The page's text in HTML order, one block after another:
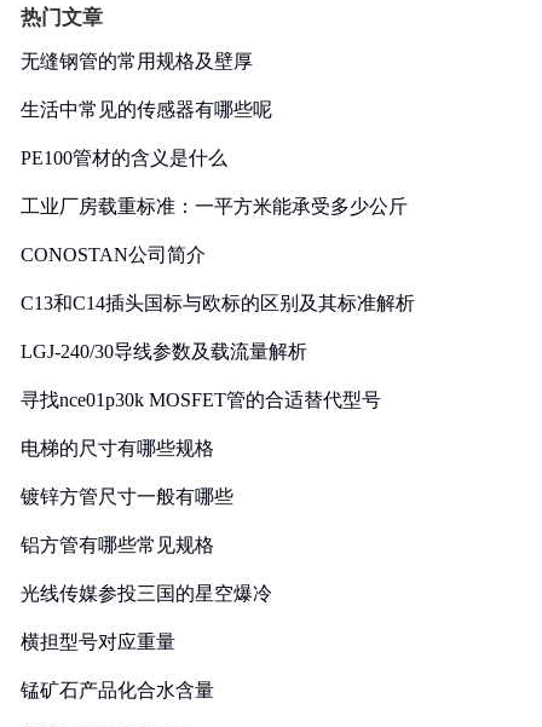
热门文章
无缝钢管的常用规格及壁厚
生活中常见的传感器有哪些呢
PE100管材的含义是什么
工业厂房载重标准：一平方米能承受多少公斤
CONOSTAN公司简介
C13和C14插头国标与欧标的区别及其标准解析
LGJ-240/30导线参数及载流量解析
寻找nce01p30k MOSFET管的合适替代型号
电梯的尺寸有哪些规格
镀锌方管尺寸一般有哪些
铝方管有哪些常见规格
光线传媒参投三国的星空爆冷
横担型号对应重量
锰矿石产品化合水含量